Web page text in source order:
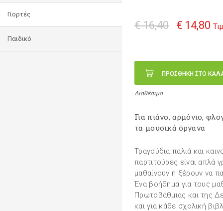
Γιορτές
Παιδικό
€ 16,40 € 14,80
ΠΡΟΣΘΗΚΗ ΣΤΟ
Διαθέσιμο
Για πιάνο, αρμόνιο,
τα μουσικά όργανα
Τραγούδια παλιά και
παρτιτούρες είναι απλά
μαθαίνουν ή ξέρουν να
Ένα βοήθημα για τους
Πρωτοβάθμιας και της
και για κάθε σχολική